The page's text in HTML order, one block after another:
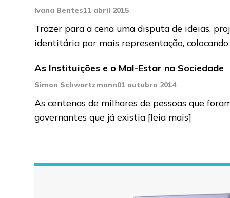
Ivana Bentes11 abril 2015
Trazer para a cena uma disputa de ideias,
identitária por mais representação,
As Instituições e o Mal-Estar na Sociedade
Simon Schwartzmann01 outubro 2014
As centenas de milhares de pessoas que
governantes que já existia [leia mais]